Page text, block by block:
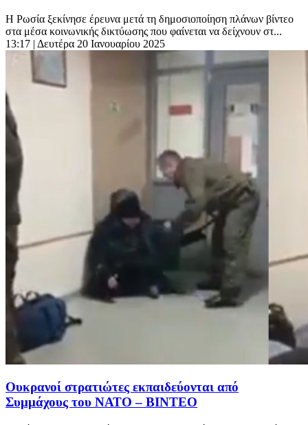
Η Ρωσία ξεκίνησε έρευνα μετά τη δημοσιοποίηση πλάνων βίντεο
στα μέσα κοινωνικής δικτύωσης που φαίνεται να δείχνουν στ...
13:17 | Δευτέρα 20 Ιανουαρίου 2025
Ουκρανοί στρατιώτες εκπαιδεύονται από
Συμμάχους του ΝΑΤΟ – ΒΙΝΤΕΟ